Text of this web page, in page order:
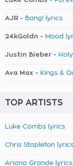
AJR - Bang! lyrics
24kGoldn - Mood
Justin Bieber -
Ava Max - Kings &
TOP ARTISTS
Luke Combs lyrics
Chris Stapleton
Ariana Grande lyrics